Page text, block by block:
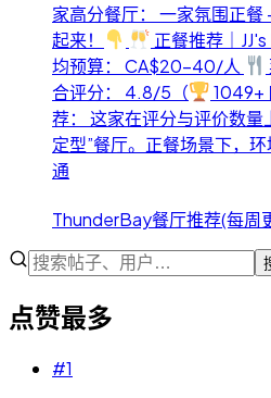
家高分餐厅： 一家氛围正
起来！
正餐推荐｜
均预算： CA$20-40/人
合评分： 4.8/5（
1049+
荐： 这家在评分与评价数量
定型”餐厅。正餐场景下，
通
ThunderBay餐厅推荐(每周
点赞最多
#1